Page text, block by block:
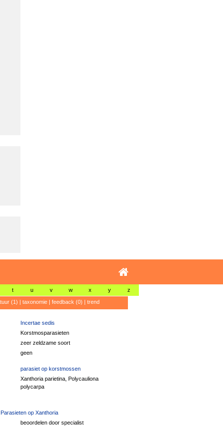
t u v w x y z
(1) | taxonomie| feedback (0) | trend
Incertae sedis
Korstmosparasieten
zeer zeldzame soort
geen
parasiet op korstmossen
Xanthoria parietina, Polycauliona
polycarpa
op Xanthoria
beoordelen door specialist